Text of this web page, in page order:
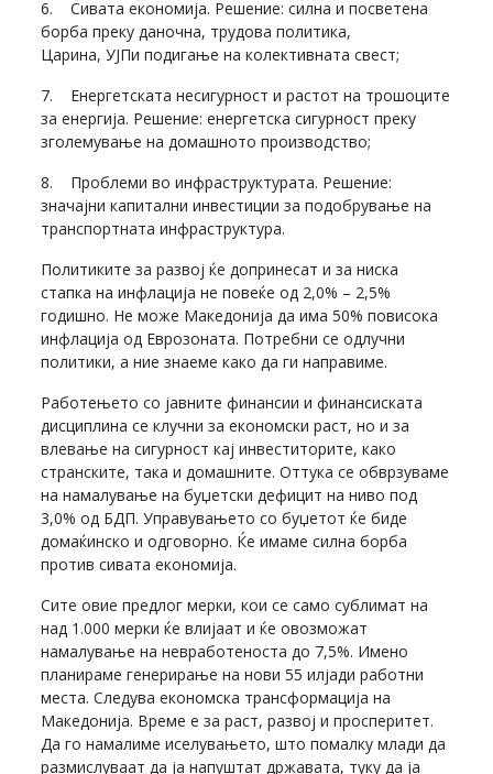
6. Сивата економија. Решение: силна и посветена
борба преку даночна, трудова политика,
Царина, УЈПи подигање на колективната свест;
7. Енергетската несигурност и растот на трошоците
за енергија. Решение: енергетска сигурност преку
зголемување на домашното производство;
8. Проблеми во инфраструктурата. Решение:
значајни капитални инвестиции за подобрување на
транспортната инфраструктура.
Политиките за развој ќе допринесат и за ниска
стапка на инфлација не повеќе од 2,0% – 2,5%
годишно. Не може Македонија да има 50% повисока
инфлација од Еврозоната. Потребни се одлучни
политики, а ние знаеме како да ги направиме.
Работењето со јавните финансии и финансиската
дисциплина се клучни за економски раст, но и за
влевање на сигурност кај инвеститорите, како
странските, така и домашните. Оттука се обврзуваме
на намалување на буџетски дефицит на ниво под
3,0% од БДП. Управувањето со буџетот ќе биде
домаќинско и одговорно. Ќе имаме силна борба
против сивата економија.
Сите овие предлог мерки, кои се само сублимат на
над 1.000 мерки ќе влијаат и ќе овозможат
намалување на невработеноста до 7,5%. Имено
планираме генерирање на нови 55 илјади работни
места. Следува економска трансформација на
Македонија. Време е за раст, развој и просперитет.
Да го намалиме иселувањето, што помалку млади да
размислуваат да ја напуштат државата, туку да ја